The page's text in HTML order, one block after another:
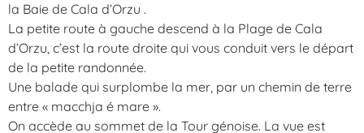
la Baie de Cala d’Orzu .
La petite route à gauche descend à la Plage de Cala
d’Orzu, c’est la route droite qui vous conduit vers le départ
de la petite randonnée.
Une balade qui surplombe la mer, par un chemin de terre
entre « macchja é mare ».
On accède au sommet de la Tour génoise. La vue est